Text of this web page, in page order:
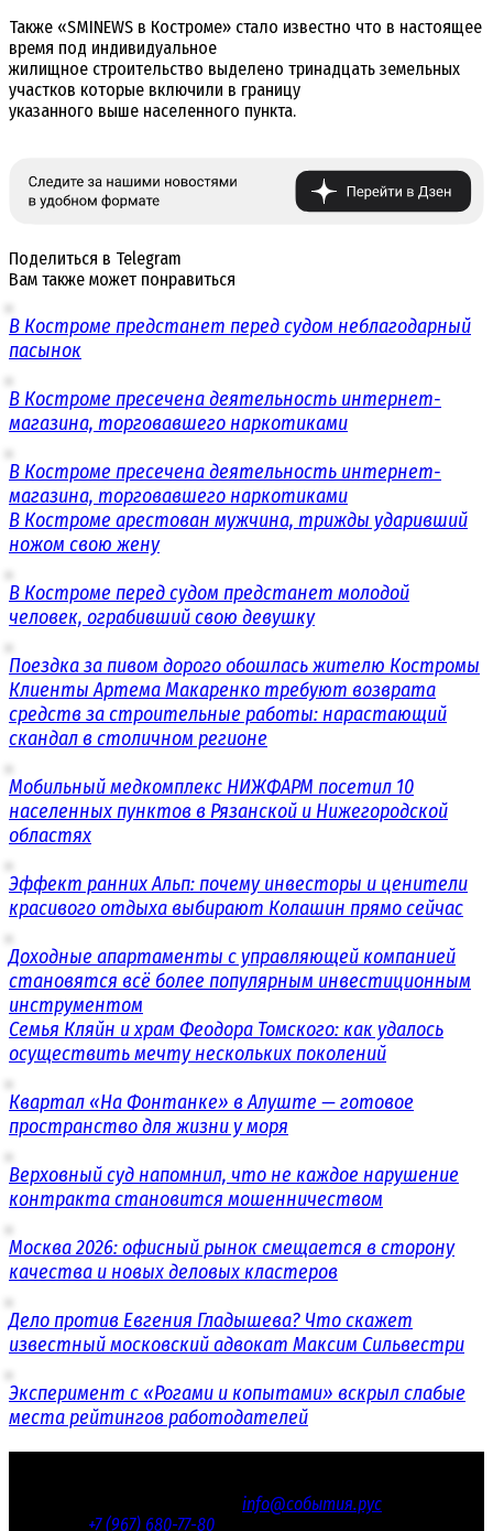
Также «SMINEWS в Костроме» стало известно что в настоящее
время под индивидуальное
жилищное строительство выделено тринадцать земельных
участков которые включили в границу
указанного выше населенного пункта.
Поделиться в Telegram
Вам также может понравиться
В Костроме предстанет перед судом неблагодарный
пасынок
В Костроме пресечена деятельность интернет-
магазина, торговавшего наркотиками
В Костроме пресечена деятельность интернет-
магазина, торговавшего наркотиками
В Костроме арестован мужчина, трижды ударивший
ножом свою жену
В Костроме перед судом предстанет молодой
человек, ограбивший свою девушку
Поездка за пивом дорого обошлась жителю Костромы
Клиенты Артема Макаренко требуют возврата
средств за строительные работы: нарастающий
скандал в столичном регионе
Мобильный медкомплекс НИЖФАРМ посетил 10
населенных пунктов в Рязанской и Нижегородской
областях
Эффект ранних Альп: почему инвесторы и ценители
красивого отдыха выбирают Колашин прямо сейчас
Доходные апартаменты с управляющей компанией
становятся всё более популярным инвестиционным
инструментом
Семья Кляйн и храм Феодора Томского: как удалось
осуществить мечту нескольких поколений
Квартал «На Фонтанке» в Алуште — готовое
пространство для жизни у моря
Верховный суд напомнил, что не каждое нарушение
контракта становится мошенничеством
Москва 2026: офисный рынок смещается в сторону
качества и новых деловых кластеров
Дело против Евгения Гладышева? Что скажет
известный московский адвокат Максим Сильвестри
Эксперимент с «Рогами и копытами» вскрыл слабые
места рейтингов работодателей
info@события.рус
+7 (967) 680-77-80